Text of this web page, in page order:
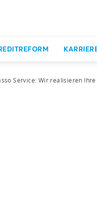
Service: Wir realisieren